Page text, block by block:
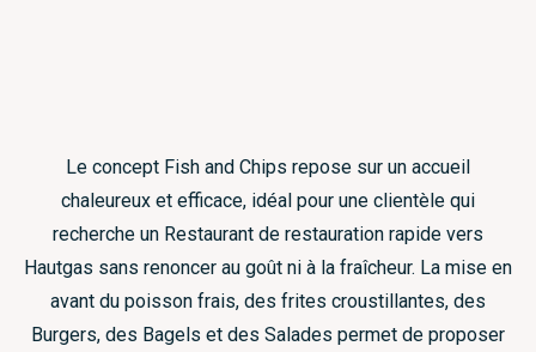
Le concept Fish and Chips repose sur un accueil
chaleureux et efficace, idéal pour une clientèle qui
recherche un Restaurant de restauration rapide vers
Hautgas sans renoncer au goût ni à la fraîcheur. La mise en
avant du poisson frais, des frites croustillantes, des
Burgers, des Bagels et des Salades permet de proposer